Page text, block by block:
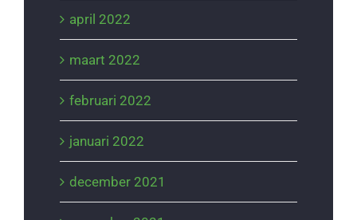
april 2022
maart 2022
februari 2022
januari 2022
december 2021